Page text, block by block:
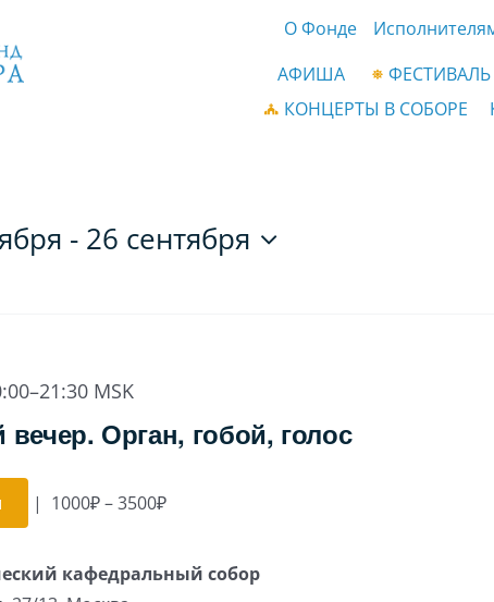
О Фонде
АФИША
ФЕСТИВАЛЬ
КОНЦЕРТЫ В СОБОРЕ
- 26 сентября
–21:30 MSK
Орган, гобой, голос
| 1000₽ – 3500₽
кафедральный собор